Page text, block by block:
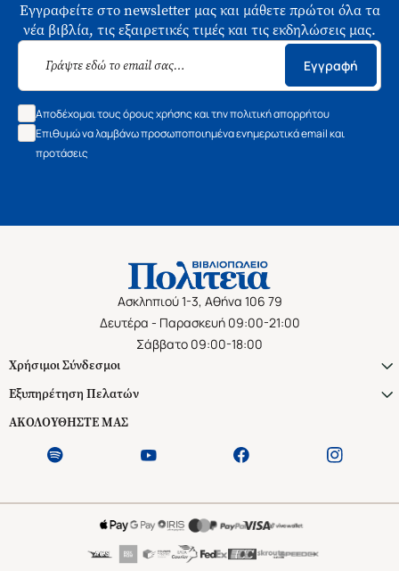
Εγγραφείτε στο newsletter μας και μάθετε πρώτοι όλα τα
νέα βιβλία, τις εξαιρετικές τιμές και τις εκδηλώσεις μας.
Εγγραφή
Αποδέχομαι τους όρους χρήσης και την πολιτική απορρήτου
Επιθυμώ να λαμβάνω προσωποποιημένα ενημερωτικά email και
προτάσεις
Ασκληπιού 1-3, Αθήνα 106 79
Δευτέρα - Παρασκευή 09:00-21:00
Σάββατο 09:00-18:00
Χρήσιμοι Σύνδεσμοι
Εξυπηρέτηση Πελατών
ΑΚΟΛΟΥΘΗΣΤΕ ΜΑΣ